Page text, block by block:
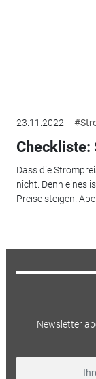
23.11.2022
Checkliste:
Dass die
nicht. Denn eines
Preise steigen.
Newsletter